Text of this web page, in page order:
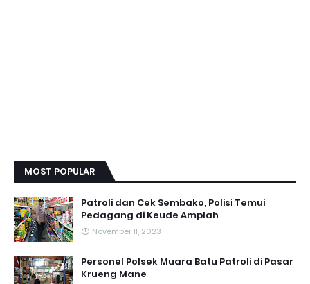
MOST POPULAR
Patroli dan Cek Sembako, Polisi Temui
Pedagang di Keude Amplah
November 11, 2023
Personel Polsek Muara Batu Patroli di Pasar
Krueng Mane